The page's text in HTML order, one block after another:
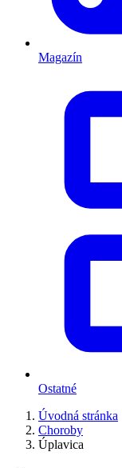
Magazín
Ostatné
Úvodná stránka
Choroby
Úplavica